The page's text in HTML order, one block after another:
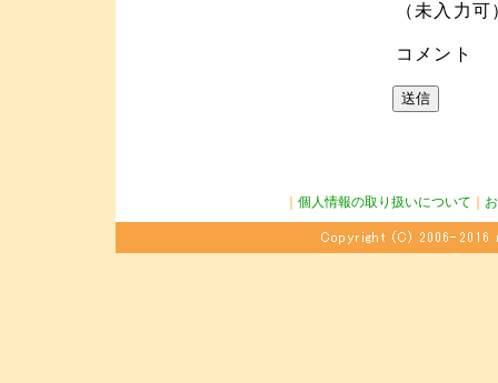
（未入力可
コメント
個人情報の取り扱いについて